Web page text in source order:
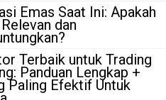
Emas Saat Ini: Apakah
dan
Terbaik untuk Trading
Panduan Lengkap +
Paling Efektif Untuk